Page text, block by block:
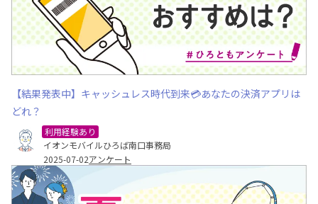
【結果発表中】キャッシュレス時代到来💳あなたの決済アプリは
どれ？
利用経験あり
イオンモバイルひろば南口事務局
2025-07-02アンケート